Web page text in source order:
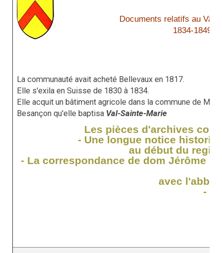
Documents relatifs au Val-
1834-1849
La communauté avait acheté Bellevaux en 1817.
Elle s'exila en Suisse de 1830 à 1834.
Elle acquit un bâtiment agricole dans la commune de
Besançon qu'elle baptisa Val-Sainte-Marie
Les pièces d'archives
- Une longue notice
au début du
- La correspondance de dom Jérôme
avec l'abbé
-